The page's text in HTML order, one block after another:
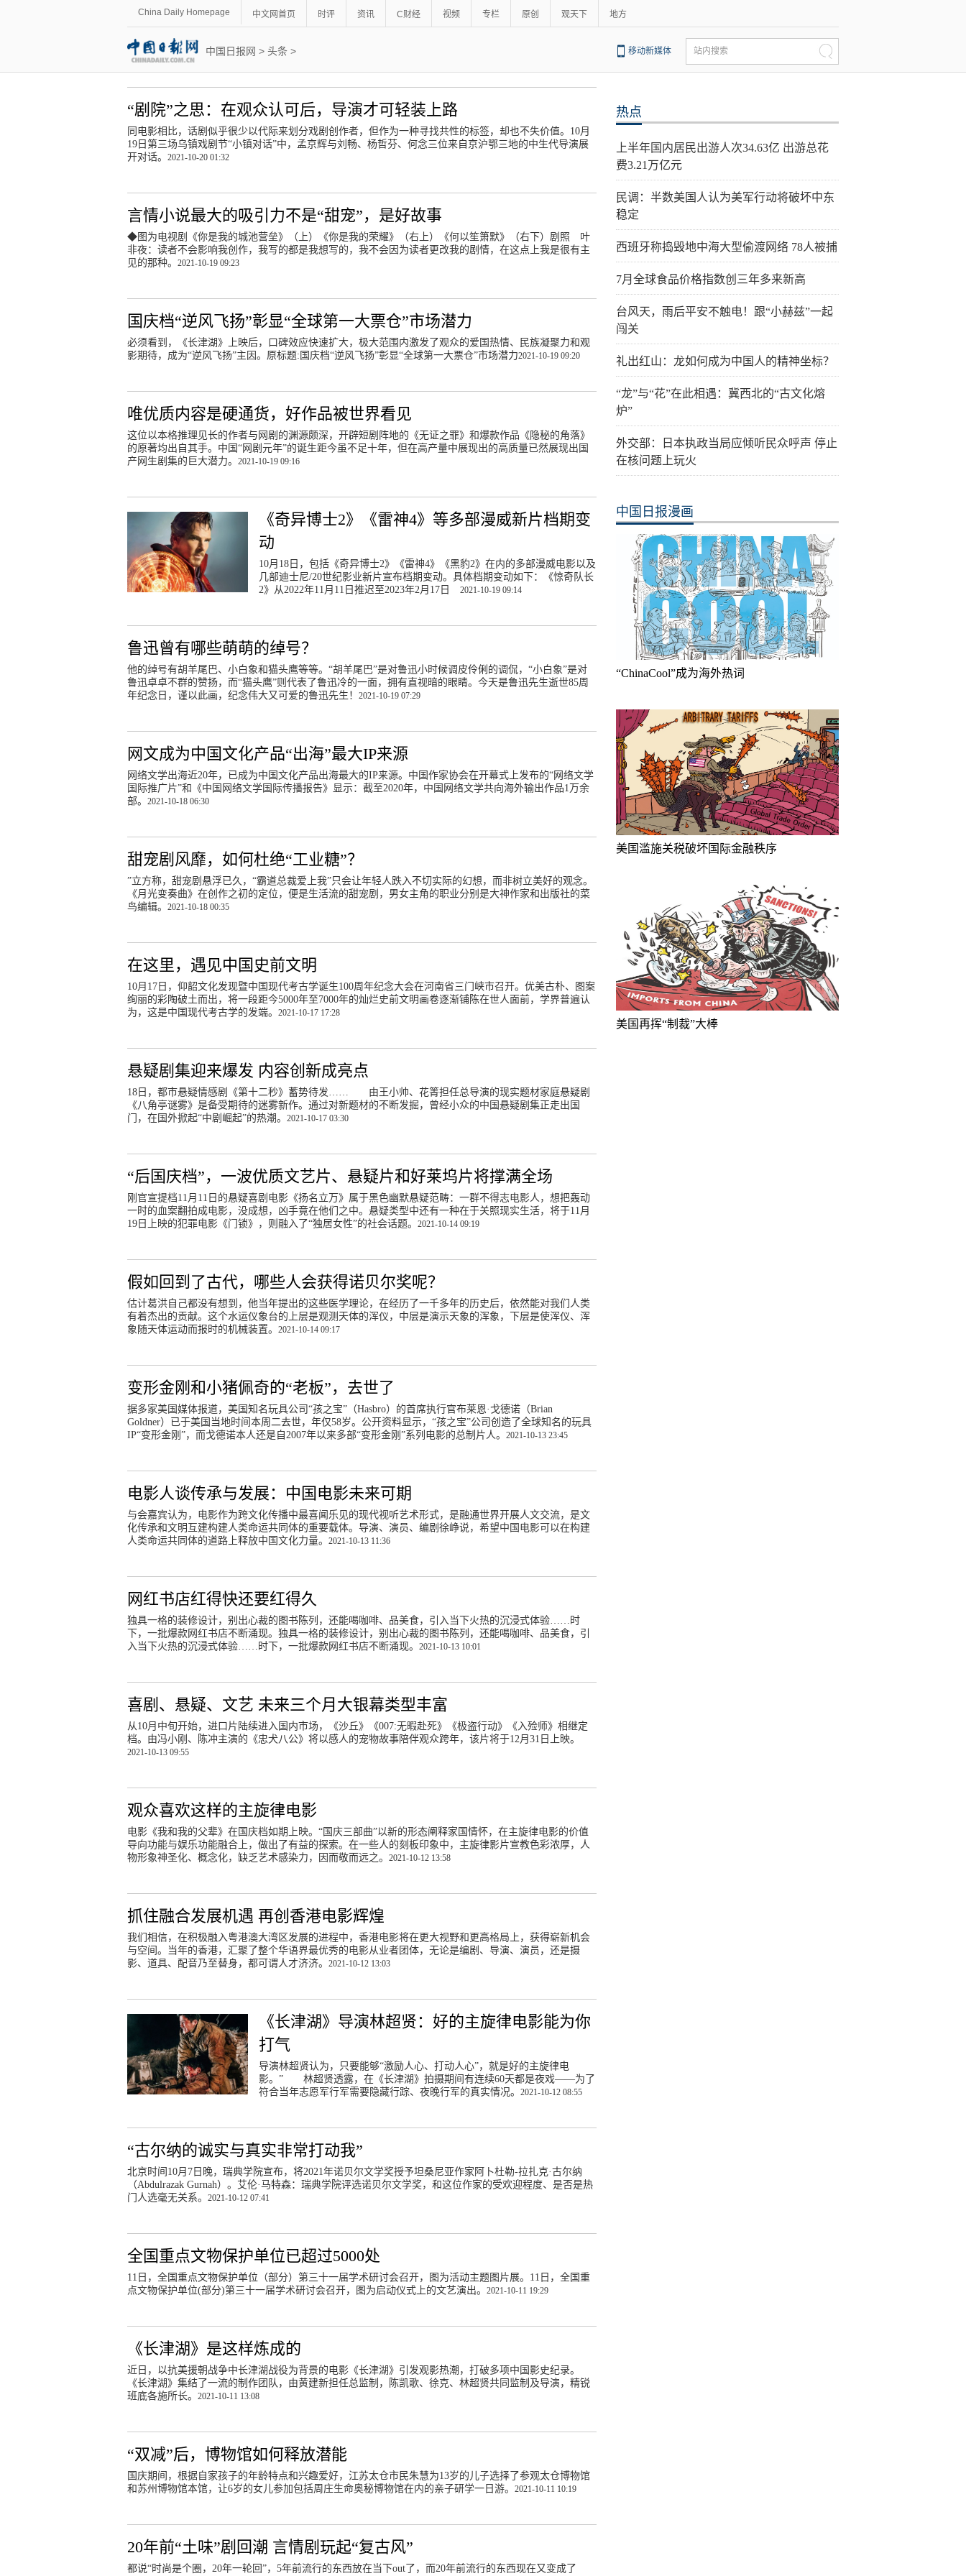
China Daily Homepage 中文网首页 时评 资讯 C财经 视频 专栏 原创 观天下 地方
中国日报网 > 头条> 移动新媒体 站内搜索
“剧院”之思：在观众认可后，导演才可轻装上路
同电影相比，话剧似乎很少以代际来划分戏剧创作者，但作为一种寻找共性的标签，却也不失价值。10月
19日第三场乌镇戏剧节“小镇对话”中，孟京辉与刘畅、杨哲芬、何念三位来自京沪鄂三地的中生代导演展
开对话。 2021-10-20 01:32
言情小说最大的吸引力不是“甜宠”，是好故事
◆图为电视剧《你是我的城池营垒》（上）《你是我的荣耀》（右上）《何以笙箫默》（右下）剧照 叶
非夜：读者不会影响我创作，我写的都是我想写的，我不会因为读者更改我的剧情，在这点上我是很有主
见的那种。 2021-10-19 09:23
国庆档“逆风飞扬”彰显“全球第一大票仓”市场潜力
必须看到，《长津湖》上映后，口碑效应快速扩大，极大范围内激发了观众的爱国热情、民族凝聚力和观
影期待，成为“逆风飞扬”主因。原标题:国庆档“逆风飞扬”彰显“全球第一大票仓”市场潜力2021-10-19 09:20
唯优质内容是硬通货，好作品被世界看见
这位以本格推理见长的作者与网剧的渊源颇深，开辟短剧阵地的《无证之罪》和爆款作品《隐秘的角落》
的原著均出自其手。中国“网剧元年”的诞生距今虽不足十年，但在高产量中展现出的高质量已然展现出国
产网生剧集的巨大潜力。 2021-10-19 09:16
《奇异博士2》《雷神4》等多部漫威新片档期变
动
10月18日，包括《奇异博士2》《雷神4》《黑豹2》在内的多部漫威电影以及
几部迪士尼/20世纪影业新片宣布档期变动。具体档期变动如下：《惊奇队长
2》从2022年11月11日推迟至2023年2月17日2021-10-19 09:14
鲁迅曾有哪些萌萌的绰号？
他的绰号有胡羊尾巴、小白象和猫头鹰等等。“胡羊尾巴”是对鲁迅小时候调皮伶俐的调侃，“小白象”是对
鲁迅卓卓不群的赞扬，而“猫头鹰”则代表了鲁迅冷的一面，拥有直视暗的眼睛。今天是鲁迅先生逝世85周
年纪念日，谨以此画，纪念伟大又可爱的鲁迅先生！ 2021-10-19 07:29
网文成为中国文化产品“出海”最大IP来源
网络文学出海近20年，已成为中国文化产品出海最大的IP来源。中国作家协会在开幕式上发布的“网络文学
国际推广片”和《中国网络文学国际传播报告》显示：截至2020年，中国网络文学共向海外输出作品1万余
部。 2021-10-18 06:30
甜宠剧风靡，如何杜绝“工业糖”？
”立方称，甜宠剧悬浮已久，“霸道总裁爱上我”只会让年轻人跌入不切实际的幻想，而非树立美好的观念。
《月光变奏曲》在创作之初的定位，便是生活流的甜宠剧，男女主角的职业分别是大神作家和出版社的菜
鸟编辑。 2021-10-18 00:35
在这里，遇见中国史前文明
10月17日，仰韶文化发现暨中国现代考古学诞生100周年纪念大会在河南省三门峡市召开。优美古朴、图案
绚丽的彩陶破土而出，将一段距今5000年至7000年的灿烂史前文明画卷逐渐铺陈在世人面前，学界普遍认
为，这是中国现代考古学的发端。 2021-10-17 17:28
悬疑剧集迎来爆发 内容创新成亮点
18日，都市悬疑情感剧《第十二秒》蓄势待发…… 由王小帅、花箐担任总导演的现实题材家庭悬疑剧
《八角亭谜雾》是备受期待的迷雾新作。通过对新题材的不断发掘，曾经小众的中国悬疑剧集正走出国
门，在国外掀起“中剧崛起”的热潮。 2021-10-17 03:30
“后国庆档”，一波优质文艺片、悬疑片和好莱坞片将撑满全场
刚官宣提档11月11日的悬疑喜剧电影《扬名立万》属于黑色幽默悬疑范畴：一群不得志电影人，想把轰动
一时的血案翻拍成电影，没成想，凶手竟在他们之中。悬疑类型中还有一种在于关照现实生活，将于11月
19日上映的犯罪电影《门锁》，则融入了“独居女性”的社会话题。 2021-10-14 09:19
假如回到了古代，哪些人会获得诺贝尔奖呢？
估计葛洪自己都没有想到，他当年提出的这些医学理论，在经历了一千多年的历史后，依然能对我们人类
有着杰出的贡献。这个水运仪象台的上层是观测天体的浑仪，中层是演示天象的浑象，下层是使浑仪、浑
象随天体运动而报时的机械装置。 2021-10-14 09:17
变形金刚和小猪佩奇的“老板”，去世了
据多家美国媒体报道，美国知名玩具公司“孩之宝”（Hasbro）的首席执行官布莱恩·戈德诺（Brian
Goldner）已于美国当地时间本周二去世，年仅58岁。公开资料显示，“孩之宝”公司创造了全球知名的玩具
IP“变形金刚”，而戈德诺本人还是自2007年以来多部“变形金刚”系列电影的总制片人。 2021-10-13 23:45
电影人谈传承与发展：中国电影未来可期
与会嘉宾认为，电影作为跨文化传播中最喜闻乐见的现代视听艺术形式，是融通世界开展人文交流，是文
化传承和文明互建构建人类命运共同体的重要载体。导演、演员、编剧徐峥说，希望中国电影可以在构建
人类命运共同体的道路上释放中国文化力量。 2021-10-13 11:36
网红书店红得快还要红得久
独具一格的装修设计，别出心裁的图书陈列，还能喝咖啡、品美食，引入当下火热的沉浸式体验……时
下，一批爆款网红书店不断涌现。独具一格的装修设计，别出心裁的图书陈列，还能喝咖啡、品美食，引
入当下火热的沉浸式体验……时下，一批爆款网红书店不断涌现。 2021-10-13 10:01
喜剧、悬疑、文艺 未来三个月大银幕类型丰富
从10月中旬开始，进口片陆续进入国内市场，《沙丘》《007:无暇赴死》《极盗行动》《入殓师》相继定
档。由冯小刚、陈冲主演的《忠犬八公》将以感人的宠物故事陪伴观众跨年，该片将于12月31日上映。
2021-10-13 09:55
观众喜欢这样的主旋律电影
电影《我和我的父辈》在国庆档如期上映。“国庆三部曲”以新的形态阐释家国情怀，在主旋律电影的价值
导向功能与娱乐功能融合上，做出了有益的探索。在一些人的刻板印象中，主旋律影片宣教色彩浓厚，人
物形象神圣化、概念化，缺乏艺术感染力，因而敬而远之。 2021-10-12 13:58
抓住融合发展机遇 再创香港电影辉煌
我们相信，在积极融入粤港澳大湾区发展的进程中，香港电影将在更大视野和更高格局上，获得崭新机会
与空间。当年的香港，汇聚了整个华语界最优秀的电影从业者团体，无论是编剧、导演、演员，还是摄
影、道具、配音乃至替身，都可谓人才济济。 2021-10-12 13:03
《长津湖》导演林超贤：好的主旋律电影能为你
打气
导演林超贤认为，只要能够“激励人心、打动人心”，就是好的主旋律电
影。” 林超贤透露，在《长津湖》拍摄期间有连续60天都是夜戏——为了
符合当年志愿军行军需要隐藏行踪、夜晚行军的真实情况。2021-10-12 08:55
“古尔纳的诚实与真实非常打动我”
北京时间10月7日晚，瑞典学院宣布，将2021年诺贝尔文学奖授予坦桑尼亚作家阿卜杜勒-拉扎克·古尔纳
（Abdulrazak Gurnah）。艾伦·马特森：瑞典学院评选诺贝尔文学奖，和这位作家的受欢迎程度、是否是热
门人选毫无关系。 2021-10-12 07:41
全国重点文物保护单位已超过5000处
11日，全国重点文物保护单位（部分）第三十一届学术研讨会召开，图为活动主题图片展。11日，全国重
点文物保护单位(部分)第三十一届学术研讨会召开，图为启动仪式上的文艺演出。 2021-10-11 19:29
《长津湖》是这样炼成的
近日，以抗美援朝战争中长津湖战役为背景的电影《长津湖》引发观影热潮，打破多项中国影史纪录。
《长津湖》集结了一流的制作团队，由黄建新担任总监制，陈凯歌、徐克、林超贤共同监制及导演，精锐
班底各施所长。 2021-10-11 13:08
“双减”后，博物馆如何释放潜能
国庆期间，根据自家孩子的年龄特点和兴趣爱好，江苏太仓市民朱慧为13岁的儿子选择了参观太仓博物馆
和苏州博物馆本馆，让6岁的女儿参加包括周庄生命奥秘博物馆在内的亲子研学一日游。 2021-10-11 10:19
20年前“土味”剧回潮 言情剧玩起“复古风”
都说“时尚是个圈，20年一轮回”，5年前流行的东西放在当下out了，而20年前流行的东西现在又变成了
热点
上半年国内居民出游人次34.63亿 出游总花
费3.21万亿元
民调：半数美国人认为美军行动将破坏中东
稳定
西班牙称捣毁地中海大型偷渡网络 78人被捕
7月全球食品价格指数创三年多来新高
台风天，雨后平安不触电！跟“小赫兹”一起
闯关
礼出红山：龙如何成为中国人的精神坐标？
“龙”与“花”在此相遇：冀西北的“古文化熔
炉”
外交部：日本执政当局应倾听民众呼声 停止
在核问题上玩火
中国日报漫画
“ChinaCool”成为海外热词
美国滥施关税破坏国际金融秩序
美国再挥“制裁”大棒